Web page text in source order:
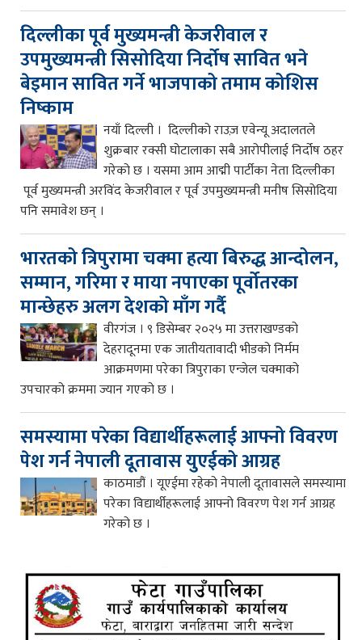
दिल्लीका पूर्व मुख्यमन्त्री केजरीवाल र
उपमुख्यमन्त्री सिसोदिया निर्दोष सावित भने
बेइमान सावित गर्ने भाजपाको तमाम कोशिस
निष्काम
नयाँ दिल्ली । दिल्लीको राउज़ एवेन्यू अदालतले
शुक्रबार रक्सी घोटालाका सबै आरोपीलाई निर्दोष ठहर
गरेको छ । यसमा आम आद्मी पार्टीका नेता दिल्लीका
पूर्व मुख्यमन्त्री अरविंद केजरीवाल र पूर्व उपमुख्यमन्त्री मनीष सिसोदिया
पनि समावेश छन् ।
भारतको त्रिपुरामा चक्मा हत्या बिरुद्ध आन्दोलन,
सम्मान, गरिमा र माया नपाएका पूर्वोतरका
मान्छेहरु अलग देशको माँग गर्दै
वीरगंज । ९ डिसेम्बर २०२५ मा उत्तराखण्डको
देहरादूनमा एक जातीयतावादी भीडको निर्मम
आक्रमणमा परेका त्रिपुराका एन्जेल चक्माको
उपचारको क्रममा ज्यान गएको छ ।
समस्यामा परेका विद्यार्थीहरूलाई आफ्नो विवरण
पेश गर्न नेपाली दूतावास युएईको आग्रह
काठमाडौं । यूएईमा रहेको नेपाली दूतावासले समस्यामा
परेका विद्यार्थीहरूलाई आफ्नो विवरण पेश गर्न आग्रह
गरेको छ ।